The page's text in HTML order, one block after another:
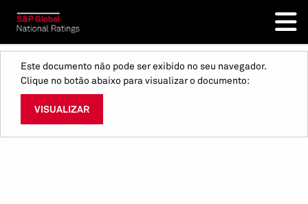
Este documento não pode ser exibido no seu navegador.
Clique no botão abaixo para visualizar o documento:
VISUALIZAR